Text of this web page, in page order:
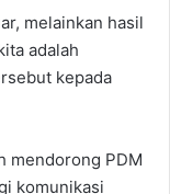
melainkan hasil
adalah
kepada
mendorong PDM
komunikasi